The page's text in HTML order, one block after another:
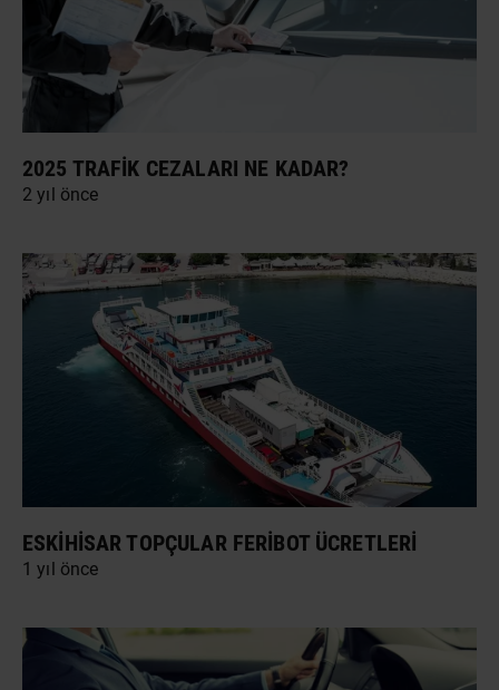
2025 TRAFIK CEZALARI NE KADAR?
2 yıl önce
ESKIHISAR TOPÇULAR FERIBOT ÜCRETLERI
1 yıl önce